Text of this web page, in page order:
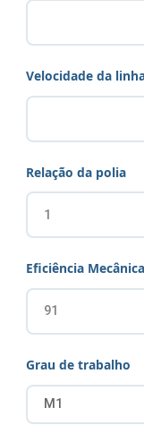
Velocidade da
Relação da polia
Eficiência
Grau de trabalho